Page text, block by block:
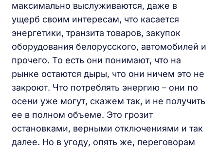
максимально выслуживаются, даже в
ущерб своим интересам, что касается
энергетики, транзита товаров, закупок
оборудования белорусского, автомобилей и
прочего. То есть они понимают, что на
рынке остаются дыры, что они ничем это не
закроют. Что потреблять энергию – они по
осени уже могут, скажем так, и не получить
ее в полном объеме. Это грозит
остановками, верными отключениями и так
далее. Но в угоду, опять же, переговорам